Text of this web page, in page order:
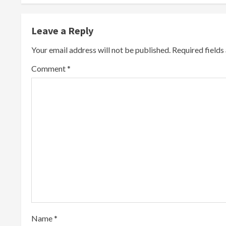
i
n
u
i
Leave a Reply
Your email address will not be published. Required
Comment*
Name*